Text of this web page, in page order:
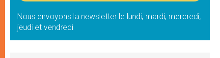
Nous envoyons la newsletter le lundi, mardi, mercredi,
jeudi et vendredi